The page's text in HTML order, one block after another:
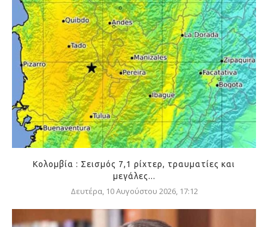
Κολομβία : Σεισμός 7,1 ρίχτερ, τραυματίες και
μεγάλες...
Δευτέρα, 10 Αυγούστου 2026, 17:12